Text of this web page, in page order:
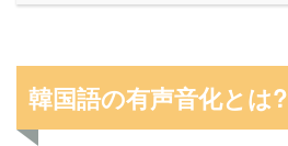
韓国語の有声音化とは?